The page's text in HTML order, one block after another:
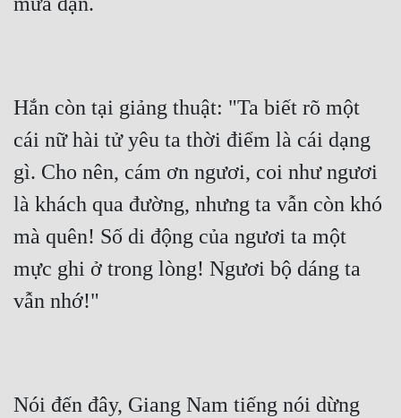
Hắn còn tại giảng thuật: "Ta biết rõ một
cái nữ hài tử yêu ta thời điểm là cái dạng
gì. Cho nên, cám ơn ngươi, coi như ngươi
là khách qua đường, nhưng ta vẫn còn khó
mà quên! Số di động của ngươi ta một
mực ghi ở trong lòng! Ngươi bộ dáng ta
vẫn nhớ!"
Nói đến đây, Giang Nam tiếng nói dừng